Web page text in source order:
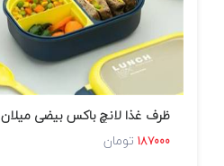
ظرف غذا لانچ باکس بیضی میلان
187000 تومان